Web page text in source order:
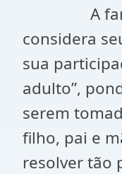
A
considera
sua
adulto”,
serem
filho, pai e
resolver tão